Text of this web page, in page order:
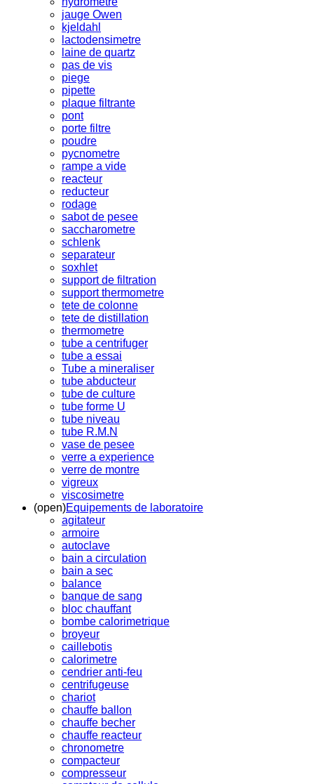
jauge Owen
kjeldahl
lactodensimetre
laine de quartz
pas de vis
piege
pipette
plaque filtrante
pont
porte filtre
poudre
pycnometre
rampe a vide
reacteur
reducteur
rodage
sabot de pesee
saccharometre
schlenk
separateur
soxhlet
support de filtration
support thermometre
tete de colonne
tete de distillation
thermometre
tube a centrifuger
tube a essai
Tube a mineraliser
tube abducteur
tube de culture
tube forme U
tube niveau
tube R.M.N
vase de pesee
verre a experience
verre de montre
vigreux
viscosimetre
(open)Equipements de laboratoire
agitateur
armoire
autoclave
bain a circulation
bain a sec
balance
banque de sang
bloc chauffant
bombe calorimetrique
broyeur
caillebotis
calorimetre
cendrier anti-feu
centrifugeuse
chariot
chauffe ballon
chauffe becher
chauffe reacteur
chronometre
compacteur
compresseur